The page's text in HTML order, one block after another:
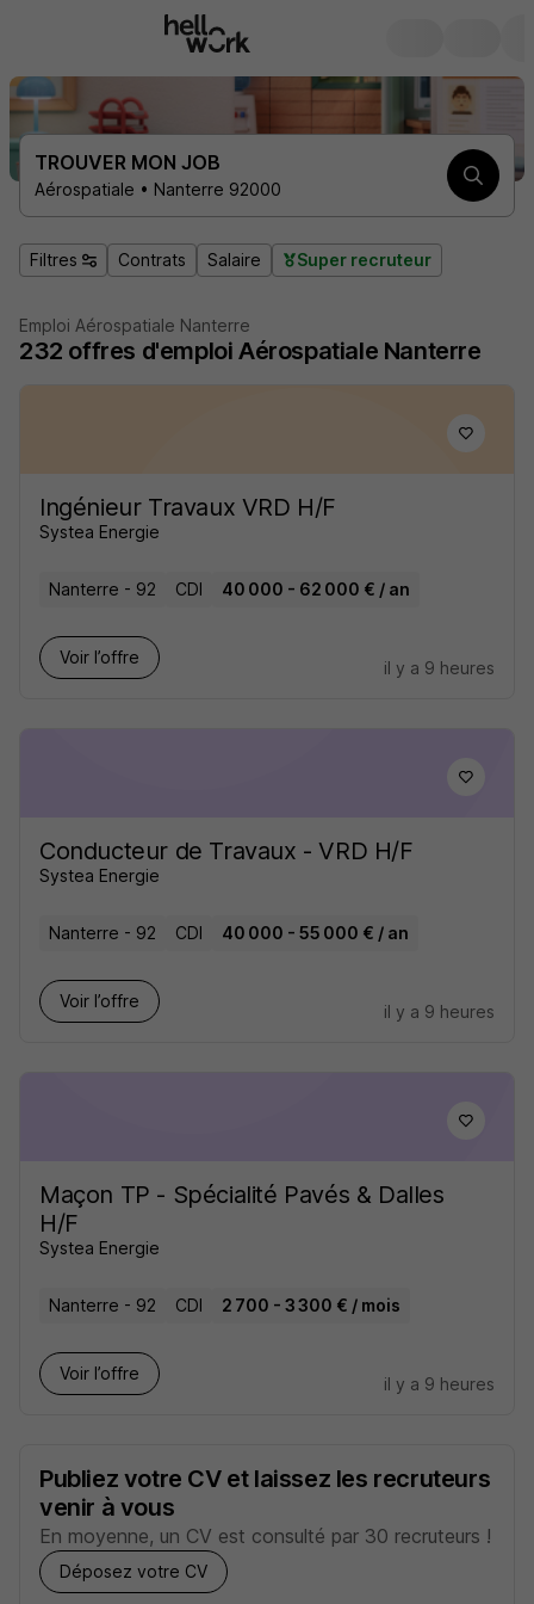
TROUVER MON JOB
Aérospatiale • Nanterre 92000
Filtres Contrats Salaire Super recruteur
Emploi Aérospatiale Nanterre
232 offres d'emploi Aérospatiale Nanterre
Ingénieur Travaux VRD H/F
Systea Energie
Nanterre - 92 CDI 40 000 - 62 000 € / an
Voir l’offre
il y a 9 heures
Conducteur de Travaux - VRD H/F
Systea Energie
Nanterre - 92 CDI 40 000 - 55 000 € / an
Voir l’offre
il y a 9 heures
Maçon TP - Spécialité Pavés & Dalles
H/F
Systea Energie
Nanterre - 92 CDI 2 700 - 3 300 € / mois
Voir l’offre
il y a 9 heures
Publiez votre CV et laissez les recruteurs
venir à vous
En moyenne, un CV est consulté par 30 recruteurs !
Déposez votre CV